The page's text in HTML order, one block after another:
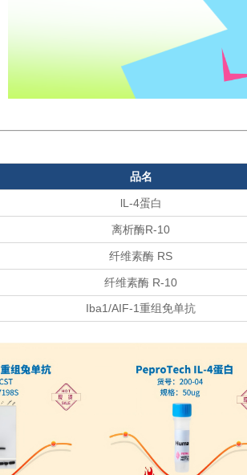
品名
lL-4蛋白
离析酶R-10
纤维素酶 RS
纤维素酶 R-10
Iba1/AIF-1重组免单抗